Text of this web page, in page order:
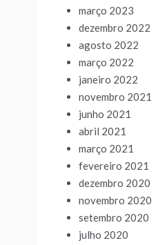
março 2023
dezembro 2022
agosto 2022
março 2022
janeiro 2022
novembro 2021
junho 2021
abril 2021
março 2021
fevereiro 2021
dezembro 2020
novembro 2020
setembro 2020
julho 2020